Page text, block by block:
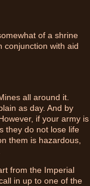
of a shrine
conjunction with aid
all around it.
as day. And by
if your army is
they do not lose life
them is hazardous,
from the Imperial
in up to one of the